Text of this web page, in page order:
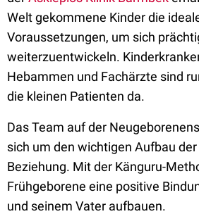
Welt gekommene Kinder die
Voraussetzungen, um sich
weiterzuentwickeln.
Hebammen und Fachärzte sind
die kleinen Patienten da.
Das Team auf der
sich um den wichtigen Aufbau
Beziehung. Mit der Känguru-
Frühgeborene eine positive
und seinem Vater aufbauen.